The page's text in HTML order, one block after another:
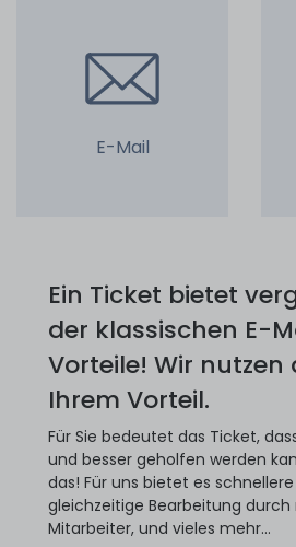
E-Mail
Ein Ticket bietet
der klassischen E-
Vorteile! Wir nutzen
Ihrem Vorteil.
Für Sie bedeutet das Ticket,
und besser geholfen werden
das! Für uns bietet es
gleichzeitige Bearbeitung durch
Mitarbeiter, und vieles mehr...